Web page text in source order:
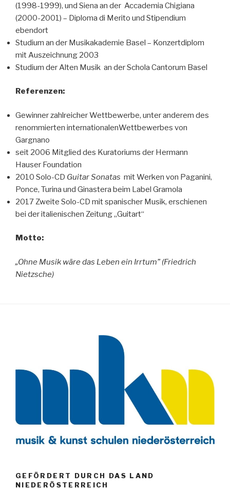
(1998-1999), und Siena an der Accademia Chigiana
(2000-2001) – Diploma di Merito und Stipendium
ebendort
Studium an der Musikakademie Basel – Konzertdiplom
mit Auszeichnung 2003
Studium der Alten Musik an der Schola Cantorum Basel
Referenzen:
Gewinner zahlreicher Wettbewerbe, unter anderem des
renommierten internationalenWettbewerbes von
Gargnano
seit 2006 Mitglied des Kuratoriums der Hermann
Hauser Foundation
2010 Solo-CD Guitar Sonatas mit Werken von Paganini,
Ponce, Turina und Ginastera beim Label Gramola
2017 Zweite Solo-CD mit spanischer Musik, erschienen
bei der italienischen Zeitung „Guitart“
Motto:
„Ohne Musik wäre das Leben ein Irrtum” (Friedrich
Nietzsche)
GEFÖRDERT DURCH DAS LAND
NIEDERÖSTERREICH